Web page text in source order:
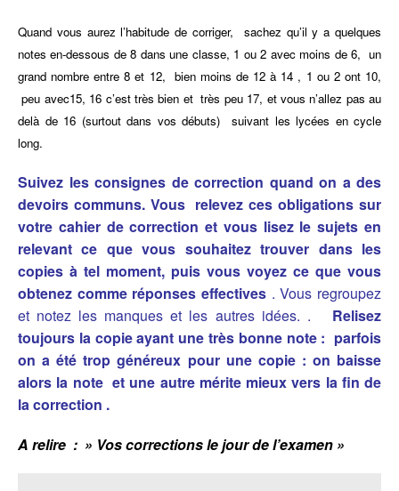
Quand vous aurez l’habitude de corriger, sachez qu’il y a quelques
notes en-dessous de 8 dans une classe, 1 ou 2 avec moins de 6, un
grand nombre entre 8 et 12, bien moins de 12 à 14 , 1 ou 2 ont 10,
peu avec15, 16 c’est très bien et très peu 17, et vous n’allez pas au
delà de 16 (surtout dans vos débuts) suivant les lycées en cycle
long.
Suivez les consignes de correction quand on a des
devoirs communs. Vous relevez ces obligations sur
votre cahier de correction et vous lisez le sujets en
relevant ce que vous souhaitez trouver dans les
copies à tel moment, puis vous voyez ce que vous
obtenez comme réponses effectives . Vous regroupez
et notez les manques et les autres idées. . Relisez
toujours la copie ayant une très bonne note : parfois
on a été trop généreux pour une copie : on baisse
alors la note et une autre mérite mieux vers la fin de
la correction .
A relire : » Vos corrections le jour de l’examen »